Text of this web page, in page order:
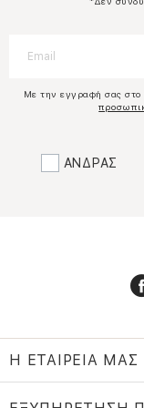
Με την εγγραφή σας
ΑΝΔΡΑΣ
Η ΕΤΑΙΡΕΙΑ ΜΑΣ